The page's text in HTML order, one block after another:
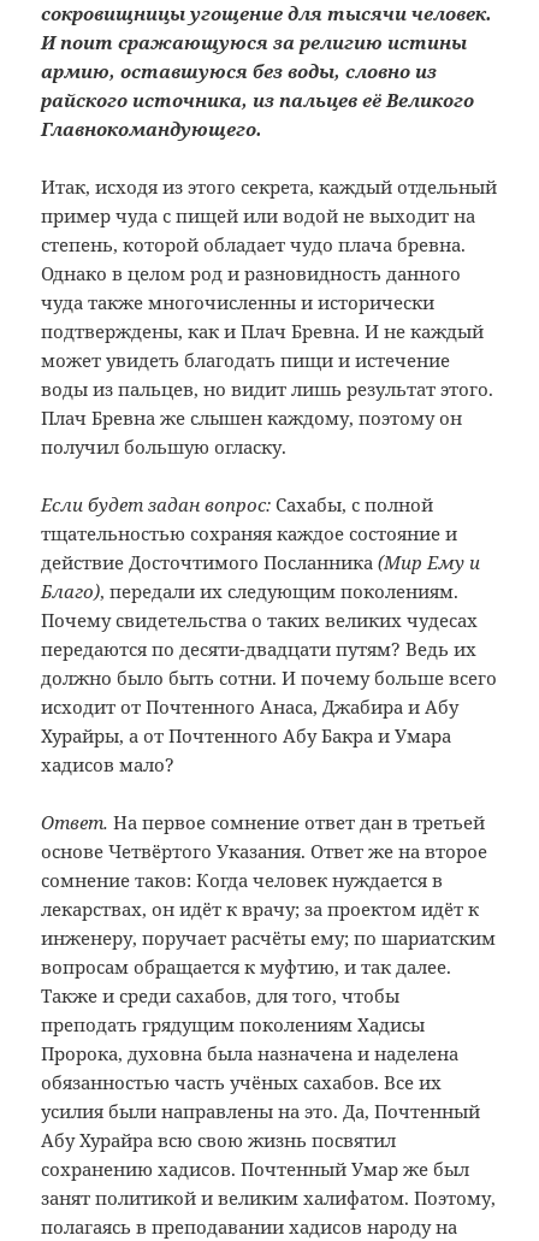
сокровищницы угощение для тысячи человек.
И поит сражающуюся за религию истины
армию, оставшуюся без воды, словно из
райского источника, из пальцев её Великого
Главнокомандующего.
Итак, исходя из этого секрета, каждый отдельный
пример чуда с пищей или водой не выходит на
степень, которой обладает чудо плача бревна.
Однако в целом род и разновидность данного
чуда также многочисленны и исторически
подтверждены, как и Плач Бревна. И не каждый
может увидеть благодать пищи и истечение
воды из пальцев, но видит лишь результат этого.
Плач Бревна же слышен каждому, поэтому он
получил большую огласку.
Если будет задан вопрос: Сахабы, с полной
тщательностью сохраняя каждое состояние и
действие Досточтимого Посланника(Мир Ему и
Благо), передали их следующим поколениям.
Почему свидетельства о таких великих чудесах
передаются по десяти-двадцати путям? Ведь их
должно было быть сотни. И почему больше всего
исходит от Почтенного Анаса, Джабира и Абу
Хурайры, а от Почтенного Абу Бакра и Умара
хадисов мало?
Ответ. На первое сомнение ответ дан в третьей
основе Четвёртого Указания. Ответ же на второе
сомнение таков: Когда человек нуждается в
лекарствах, он идёт к врачу; за проектом идёт к
инженеру, поручает расчёты ему; по шариатским
вопросам обращается к муфтию, и так далее.
Также и среди сахабов, для того, чтобы
преподать грядущим поколениям Хадисы
Пророка, духовна была назначена и наделена
обязанностью часть учёных сахабов. Все их
усилия были направлены на это. Да, Почтенный
Абу Хурайра всю свою жизнь посвятил
сохранению хадисов. Почтенный Умар же был
занят политикой и великим халифатом. Поэтому,
полагаясь в преподавании хадисов народу на